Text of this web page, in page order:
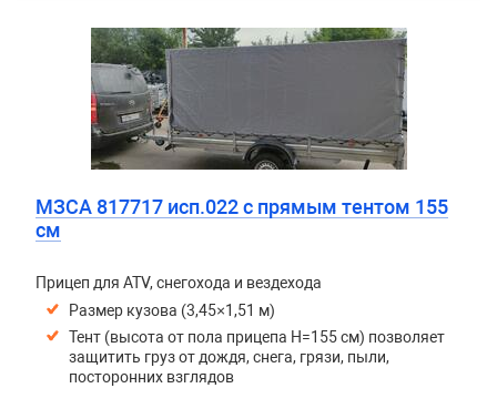
МЗСА 817717 исп.022 с прямым тентом 155
см
Прицеп для ATV, снегохода и вездехода
Размер кузова (3,45×1,51 м)
Тент (высота от пола прицепа H=155 см) позволяет
защитить груз от дождя, снега, грязи, пыли,
посторонних взглядов